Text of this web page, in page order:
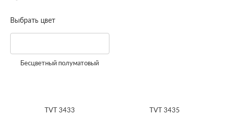
Выбрать цвет
Бесцветный полуматовый
TVT 3433 TVT 3435